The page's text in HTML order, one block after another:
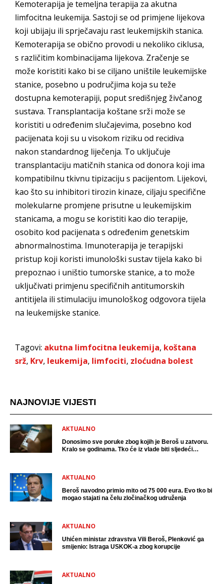
Kemoterapija je temeljna terapija za akutna
limfocitna leukemija. Sastoji se od primjene lijekova
koji ubijaju ili sprječavaju rast leukemijskih stanica.
Kemoterapija se obično provodi u nekoliko ciklusa,
s različitim kombinacijama lijekova. Zračenje se
može koristiti kako bi se ciljano uništile leukemijske
stanice, posebno u područjima koja su teže
dostupna kemoterapiji, poput središnjeg živčanog
sustava. Transplantacija koštane srži može se
koristiti u određenim slučajevima, posebno kod
pacijenata koji su u visokom riziku od recidiva
nakon standardnog liječenja. To uključuje
transplantaciju matičnih stanica od donora koji ima
kompatibilnu tkivnu tipizaciju s pacijentom. Lijekovi,
kao što su inhibitori tirozin kinaze, ciljaju specifične
molekularne promjene prisutne u leukemijskim
stanicama, a mogu se koristiti kao dio terapije,
osobito kod pacijenata s određenim genetskim
abnormalnostima. Imunoterapija je terapijski
pristup koji koristi imunološki sustav tijela kako bi
prepoznao i uništio tumorske stanice, a to može
uključivati ​​primjenu specifičnih antitumorskih
antitijela ili stimulaciju imunološkog odgovora tijela
na leukemijske stanice.
Tagovi: akutna limfocitna leukemija, koštana
srž, Krv, leukemija, limfociti, zloćudna bolest
NAJNOVIJE VIJESTI
AKTUALNO
Donosimo sve poruke zbog kojih je Beroš u zatvoru.
Kralo se godinama. Tko će iz vlade biti sljedeći
AKTUALNO
Beroš navodno primio mito od 75 000 eura. Evo tko bi
mogao stajati na čelu zločinačkog udruženja
AKTUALNO
Uhićen ministar zdravstva Vili Beroš, Plenković ga
smijenio: Istraga USKOK-a zbog korupcije
AKTUALNO